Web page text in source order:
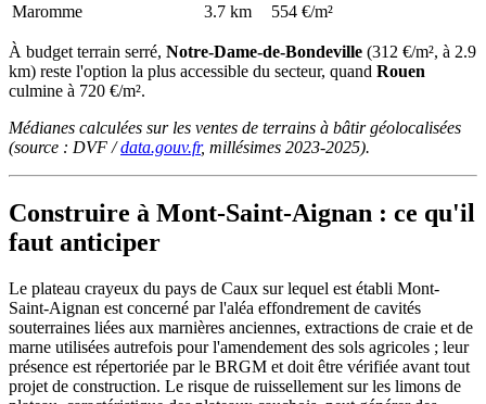
Maromme
3.7 km 554 €/m²
À budget terrain serré, Notre-Dame-de-Bondeville (312 €/m², à 2.9
km) reste l'option la plus accessible du secteur, quand Rouen
culmine à 720 €/m².
Médianes calculées sur les ventes de terrains à bâtir géolocalisées
(source : DVF /data.gouv.fr, millésimes 2023-2025).
Construire à Mont-Saint-Aignan : ce qu'il
faut anticiper
Le plateau crayeux du pays de Caux sur lequel est établi Mont-
Saint-Aignan est concerné par l'aléa effondrement de cavités
souterraines liées aux marnières anciennes, extractions de craie et de
marne utilisées autrefois pour l'amendement des sols agricoles ; leur
présence est répertoriée par le BRGM et doit être vérifiée avant tout
projet de construction. Le risque de ruissellement sur les limons de